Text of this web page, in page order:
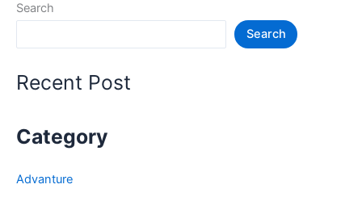
–
Search
Search
Recent Post
Category
Advanture